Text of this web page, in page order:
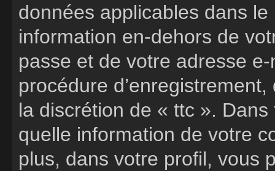
données applicables dans
information en-dehors de
passe et de votre adresse
procédure
la discrétion de « ttc ».
quelle information de votre
plus, dans votre profil, vous